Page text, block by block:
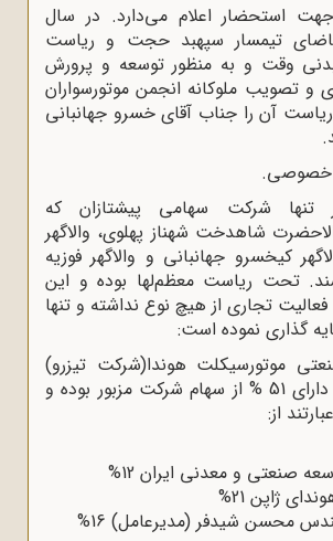
استحضار اعلام می‌دارد. در سال
تقاضای تیمسار سپهبد حجت و ریاست
وقت و به منظور توسعه و پرورش
و تصویب ملوکانه انجمن موتورسواران
آن را جناب آقای خسرو جهانبانی
تنها شرکت سهامی پیشتازان که
شاهدخت شهناز پهلوی، والاگهر
کیخسرو جهانبانی و والاگهر فوزیه
تحت ریاست معظم‌لها بوده و این
تجاری از هیچ نوع نداشته و تنها
گذاری نموده است:
موتورسیکلت هوندا(شرکت تیزرو)
شرکت پیشتازان دارای 51 % از سهام شرکت مزبور بوده و
از:
صنعتی و معدنی ایران 12%
ژاپن 21%
محسن شیدفر (مدیرعامل) 16%